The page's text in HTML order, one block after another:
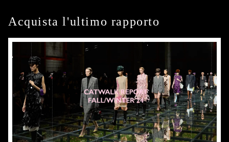
Acquista l'ultimo rapporto